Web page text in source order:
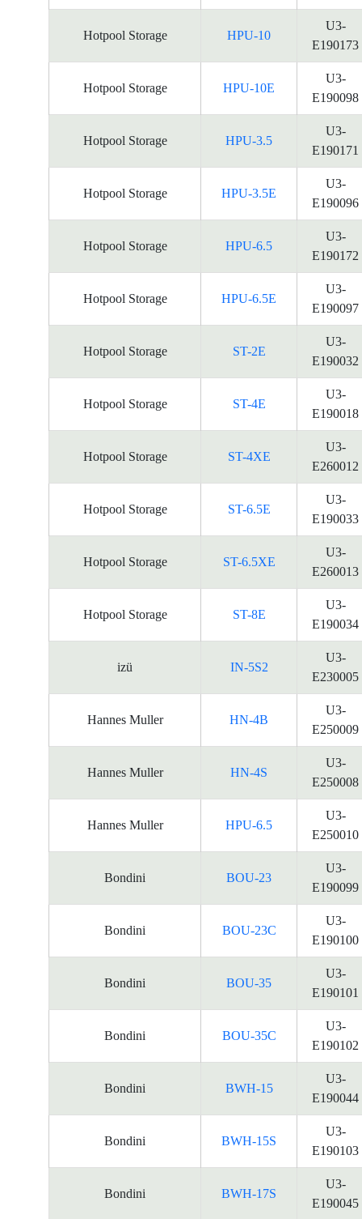
Hotpool Storage HPU-10
U3-
E190173
Hotpool Storage HPU-10E
U3-
E190098
Hotpool Storage HPU-3.5
U3-
E190171
Hotpool Storage HPU-3.5E
U3-
E190096
Hotpool Storage HPU-6.5
U3-
E190172
Hotpool Storage HPU-6.5E
U3-
E190097
Hotpool Storage ST-2E
U3-
E190032
Hotpool Storage ST-4E
U3-
E190018
Hotpool Storage ST-4XE
U3-
E260012
Hotpool Storage ST-6.5E
U3-
E190033
Hotpool Storage ST-6.5XE
U3-
E260013
Hotpool Storage ST-8E
U3-
E190034
izü IN-5S2
U3-
E230005
Hannes Muller HN-4B
U3-
E250009
Hannes Muller HN-4S
U3-
E250008
Hannes Muller HPU-6.5
U3-
E250010
Bondini BOU-23
U3-
E190099
Bondini BOU-23C
U3-
E190100
Bondini BOU-35
U3-
E190101
Bondini BOU-35C
U3-
E190102
Bondini BWH-15
U3-
E190044
Bondini BWH-15S
U3-
E190103
Bondini BWH-17S
U3-
E190045